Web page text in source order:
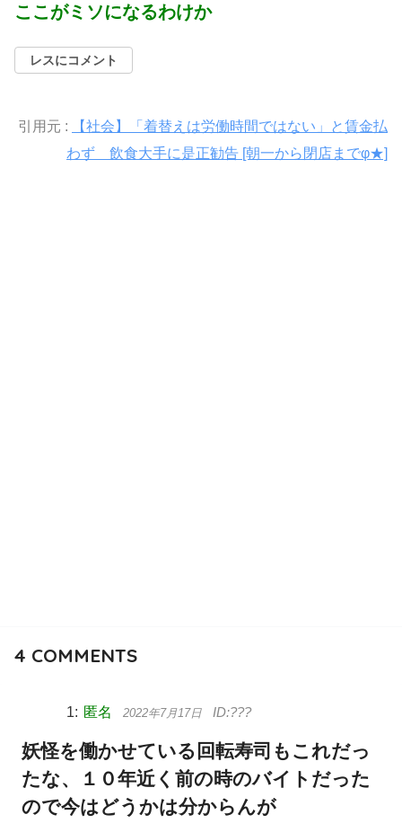
ここがミソになるわけか
レスにコメント
引用元 :
【社会】「着替えは労働時間ではない」と賃金払
わず 飲食大手に是正勧告 [朝一から閉店までφ★]
4 COMMENTS
匿名 2022年7月17日
妖怪を働かせている回転寿司もこれだっ
たな、１０年近く前の時のバイトだった
ので今はどうかは分からんが